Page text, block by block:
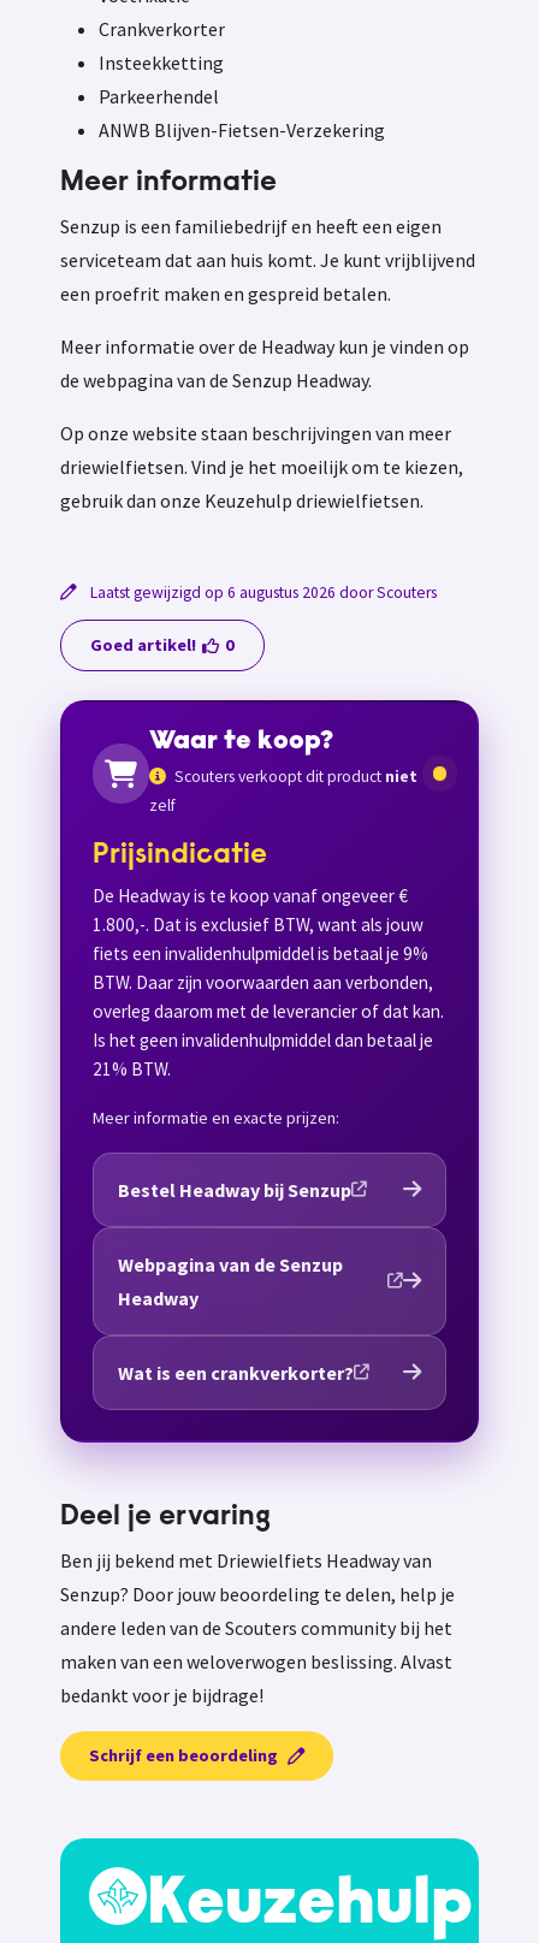
Crankverkorter
Insteekketting
Parkeerhendel
ANWB Blijven-Fietsen-Verzekering
Meer informatie
Senzup is een familiebedrijf en heeft een eigen
serviceteam dat aan huis komt. Je kunt vrijblijvend
een proefrit maken en gespreid betalen.
Meer informatie over de Headway kun je vinden op
de webpagina van de Senzup Headway.
Op onze website staan beschrijvingen van meer
driewielfietsen. Vind je het moeilijk om te kiezen,
gebruik dan onze Keuzehulp driewielfietsen.
Laatst gewijzigd op 6 augustus 2026 door Scouters
Goed artikel! 0
Waar te koop?
Scouters verkoopt dit product niet
zelf
Prijsindicatie
De Headway is te koop vanaf ongeveer €
1.800,-. Dat is exclusief BTW, want als jouw
fiets een invalidenhulpmiddel is betaal je 9%
BTW. Daar zijn voorwaarden aan verbonden,
overleg daarom met de leverancier of dat kan.
Is het geen invalidenhulpmiddel dan betaal je
21% BTW.
Meer informatie en exacte prijzen:
Bestel Headway bij Senzup
Webpagina van de Senzup
Headway
Wat is een crankverkorter?
Deel je ervaring
Ben jij bekend met Driewielfiets Headway van
Senzup? Door jouw beoordeling te delen, help je
andere leden van de Scouters community bij het
maken van een weloverwogen beslissing. Alvast
bedankt voor je bijdrage!
Schrijf een beoordeling
Keuzehulp